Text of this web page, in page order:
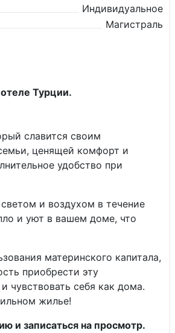
Индивидуальное
Магистраль
Турции.
славится своим
ценящей комфорт и
удобство при
и воздухом в течение
и уют в вашем доме, что
материнского капитала,
приобрести эту
чувствовать себя как дома.
жилье!
и записаться на просмотр.